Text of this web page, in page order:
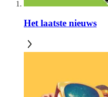
Het laatste nieuws